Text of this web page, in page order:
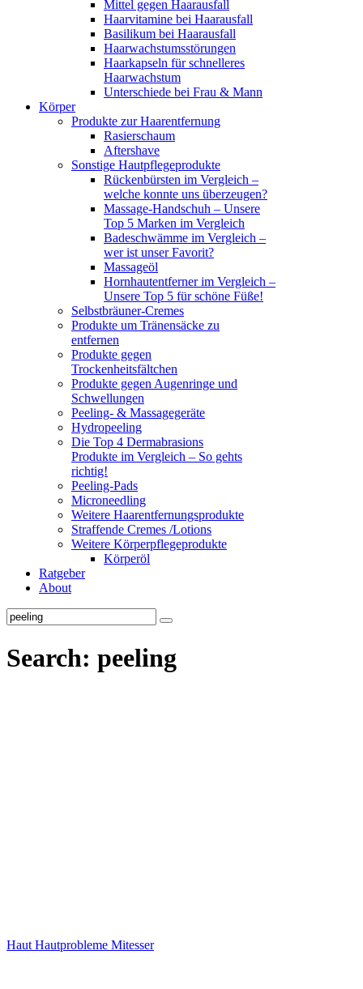
Mittel gegen Haarausfall
Haarvitamine bei Haarausfall
Basilikum bei Haarausfall
Haarwachstumsstörungen
Haarkapseln für schnelleres
Haarwachstum
Unterschiede bei Frau & Mann
Körper
Produkte zur Haarentfernung
Rasierschaum
Aftershave
Sonstige Hautpflegeprodukte
Rückenbürsten im Vergleich –
welche konnte uns überzeugen?
Massage-Handschuh – Unsere
Top 5 Marken im Vergleich
Badeschwämme im Vergleich –
wer ist unser Favorit?
Massageöl
Hornhautentferner im Vergleich –
Unsere Top 5 für schöne Füße!
Selbstbräuner-Cremes
Produkte um Tränensäcke zu
entfernen
Produkte gegen
Trockenheitsfältchen
Produkte gegen Augenringe und
Schwellungen
Peeling- & Massagegeräte
Hydropeeling
Die Top 4 Dermabrasions
Produkte im Vergleich – So gehts
richtig!
Peeling-Pads
Microneedling
Weitere Haarentfernungsprodukte
Straffende Cremes /Lotions
Weitere Körperpflegeprodukte
Körperöl
Ratgeber
About
Search: peeling
Haut Hautprobleme Mitesser